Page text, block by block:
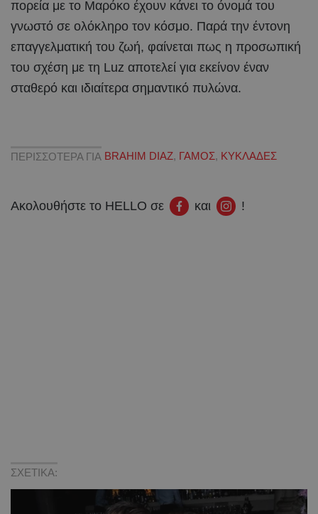
πορεία με το Μαρόκο έχουν κάνει το όνομά του
γνωστό σε ολόκληρο τον κόσμο. Παρά την έντονη
επαγγελματική του ζωή, φαίνεται πως η προσωπική
του σχέση με τη Luz αποτελεί για εκείνον έναν
σταθερό και ιδιαίτερα σημαντικό πυλώνα.
ΠΕΡΙΣΣΟΤΕΡΑ ΓΙΑ BRAHIM DIAZ, ΓΑΜΟΣ, ΚΥΚΛΑΔΕΣ
Ακολουθήστε το HELLO σε και !
ΣΧΕΤΙΚΑ: